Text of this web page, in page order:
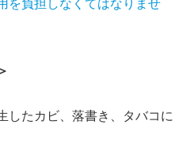
を負担しなくてはなりませ
したカビ、落書き、タバコに